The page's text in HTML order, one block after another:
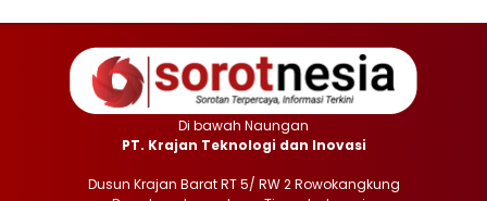
Di bawah Naungan
PT. Krajan Teknologi dan Inovasi
Dusun Krajan Barat RT 5/ RW 2 Rowokangkung